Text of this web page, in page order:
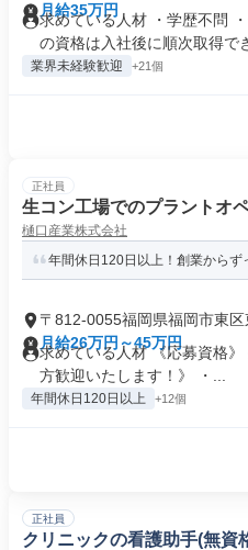
月給35万円
求めている人材 ・学歴不問
の資格は入社後に順次取得で
業界未経験歓迎 +21個
正社員
生コン工場でのプラントオ
樋口産業株式会社
年間休日120日以上！創業からず
〒812-0055福岡県福岡市東区
月給26万円～45万円
求めている人材 《応募資格
方歓迎いたします！》 ・...
年間休日120日以上 +12個
正社員
クリニックの看護助手(無資